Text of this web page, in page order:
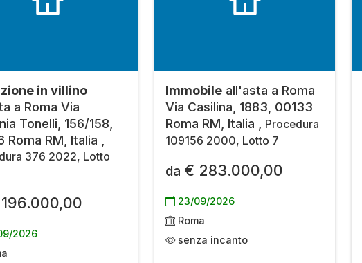
in villino
a Roma Via
Tonelli, 156/158,
Roma RM, Italia ,
376 2022, Lotto
2026
Immobile all'asta a Roma
Via Casilina, 1883, 00133
Roma RM, Italia ,
Procedura
109156 2000, Lotto 7
da € 283.000,00
23/09/2026
Roma
senza incanto